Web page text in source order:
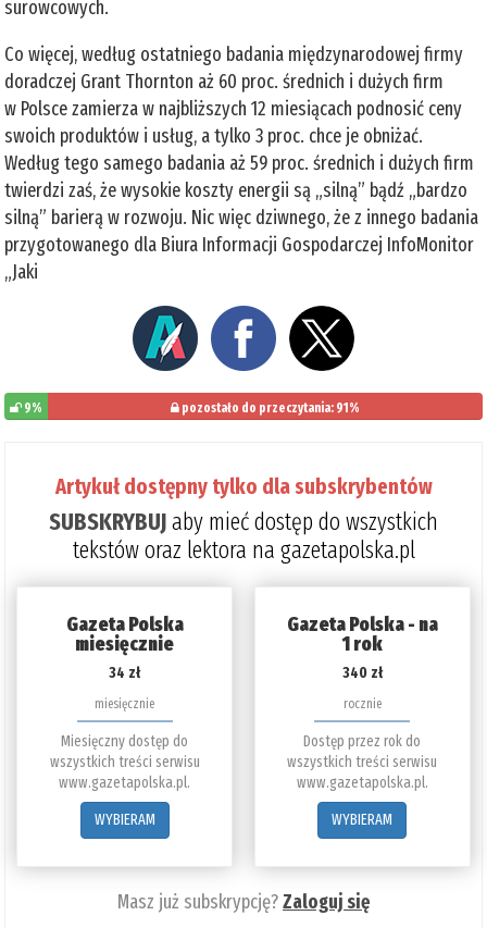
surowcowych.
Co więcej, według ostatniego badania międzynarodowej firmy
doradczej Grant Thornton aż 60 proc. średnich i dużych firm
w Polsce zamierza w najbliższych 12 miesiącach podnosić ceny
swoich produktów i usług, a tylko 3 proc. chce je obniżać.
Według tego samego badania aż 59 proc. średnich i dużych firm
twierdzi zaś, że wysokie koszty energii są „silną” bądź „bardzo
silną” barierą w rozwoju. Nic więc dziwnego, że z innego badania
przygotowanego dla Biura Informacji Gospodarczej InfoMonitor
„Jaki
9% pozostało do przeczytania: 91%
Artykuł dostępny tylko dla subskrybentów
SUBSKRYBUJaby mieć dostęp do wszystkich
tekstów oraz lektora na gazetapolska.pl
Gazeta Polska
miesięcznie
34 zł
miesięcznie
Miesięczny dostęp do
wszystkich treści serwisu
www.gazetapolska.pl.
WYBIERAM
Gazeta Polska - na
1 rok
340 zł
rocznie
Dostęp przez rok do
wszystkich treści serwisu
www.gazetapolska.pl.
WYBIERAM
Masz już subskrypcję?Zaloguj się